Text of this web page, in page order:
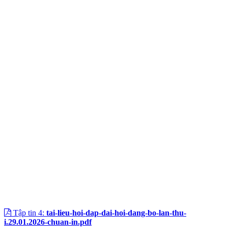
Tập tin 4: tai-lieu-hoi-dap-dai-hoi-dang-bo-lan-thu-
i.29.01.2026-chuan-in.pdf